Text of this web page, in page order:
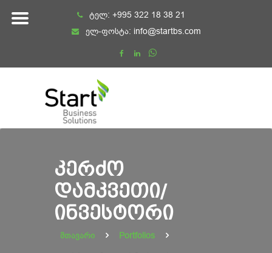
ტელ: +995 322 18 38 21
ელ-ფოსტა: info@startbs.com
ᲙᲔᲠᲫᲝ
ᲓᲐᲛᲙᲕᲔᲗᲘ/
ᲘᲜᲕᲔᲡᲢᲝᲠᲘ
მთავარი Portfolios